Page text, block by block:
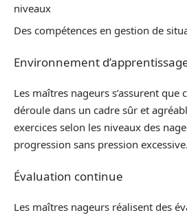
niveaux
Des compétences en gestion de
Environnement
Les maîtres nageurs s’assurent que
déroule dans un cadre sûr et
exercices selon les niveaux des
progression sans pression excessive.
Évaluation continue
Les maîtres nageurs réalisent des